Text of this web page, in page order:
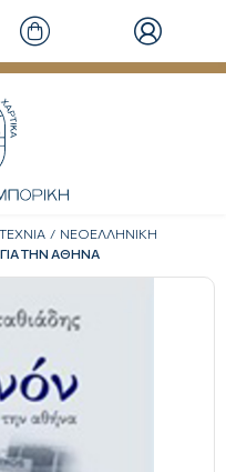
ΝΕΟΕΛΛΗΝΙΚΗ
ΤΗΝ ΑΘΗΝΑ